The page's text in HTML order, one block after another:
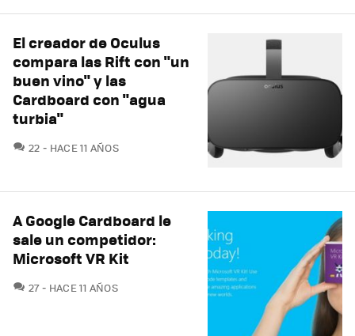
El creador de Oculus
compara las Rift con "un
buen vino" y las
Cardboard con "agua
turbia"
22 COMENTARIOS
HACE 11 AÑOS
A Google Cardboard le
sale un competidor:
Microsoft VR Kit
27COMENTARIOS
HACE 11 AÑOS